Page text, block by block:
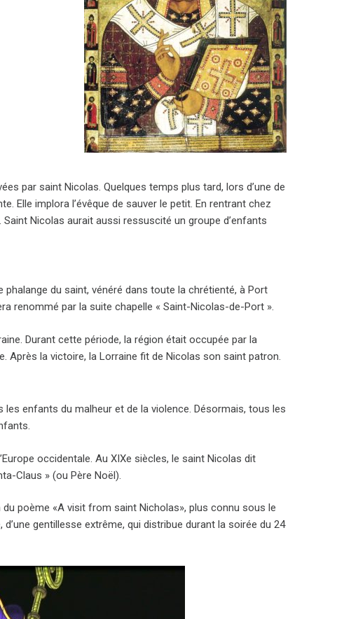
par saint Nicolas. Quelques temps plus tard, lors d’une de
Elle implora l’évêque de sauver le petit. En rentrant chez
Nicolas aurait aussi ressuscité un groupe d’enfants
du saint, vénéré dans toute la chrétienté, à Port
renommé par la suite chapelle « Saint-Nicolas-de-Port ».
Durant cette période, la région était occupée par la
Après la victoire, la Lorraine fit de Nicolas son saint patron.
enfants du malheur et de la violence. Désormais, tous les
occidentale. Au XIXe siècles, le saint Nicolas dit
Claus » (ou Père Noël).
poème «A visit from saint Nicholas», plus connu sous le
gentillesse extrême, qui distribue durant la soirée du 24